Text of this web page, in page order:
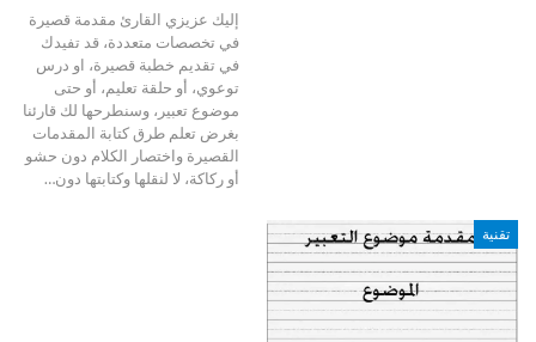
إليك عزيزي القارئ مقدمة قصيرة
في تخصصات متعددة، قد تفيدك
في تقديم خطبة قصيرة، او درس
توعوي، أو حلقة تعليم، أو حتى
موضوع تعبير، وسنطرحها لك قارئنا
بغرض تعلم طرق كتابة المقدمات
القصيرة واختصار الكلام دون حشو
أو ركاكة، لا لنقلها وكتابتها دون…
تقنية